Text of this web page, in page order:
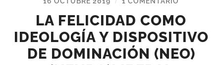
LA FELICIDAD COMO
IDEOLOGÍA Y DISPOSITIVO
DE DOMINACIÓN (NEO)